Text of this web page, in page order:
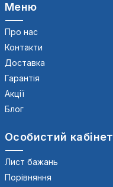
Меню
Про нас
Контакти
Доставка
Гарантія
Акції
Блог
Особистий кабінет
Лист бажань
Порівняння